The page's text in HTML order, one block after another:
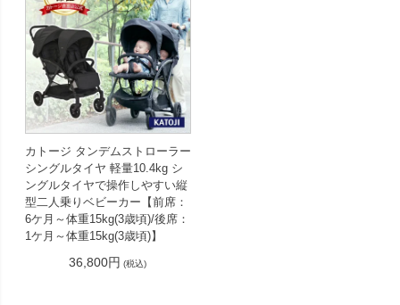
カトージ タンデムストローラー
シングルタイヤ 軽量10.4kg シ
ングルタイヤで操作しやすい縦
型二人乗りベビーカー【前席：
6ケ月～体重15kg(3歳頃)/後席：
1ケ月～体重15kg(3歳頃)】
36,800円 (税込)